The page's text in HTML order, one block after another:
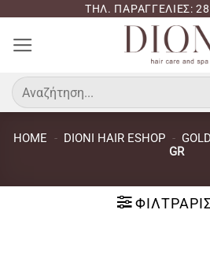
περιεχόμενο
ΤΗΛ. ΠΑΡΑΓΓΕΛΙΕΣ:
Αναζήτηση
για:
HOME - DIONI HAIR ESHOP -
GR